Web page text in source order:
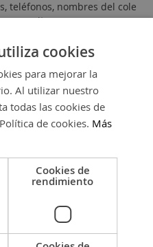
teléfonos, nombres del cole
necesites.
cookies
para mejorar la
Al utilizar nuestro
todas las cookies de
de cookies. Más
Cookies de
rendimiento